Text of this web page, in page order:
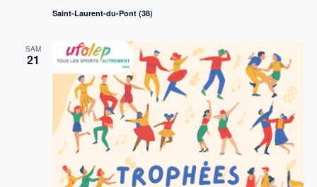
Saint-Laurent-du-Pont (38)
SAM
21